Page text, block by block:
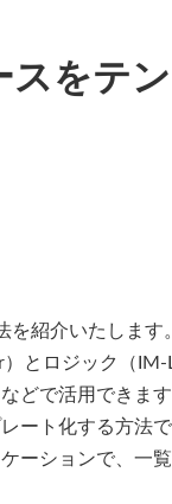
スをテ
紹介いたします。
とロジック（IM-
どで活用できます
ート化する方法で
ーションで、一